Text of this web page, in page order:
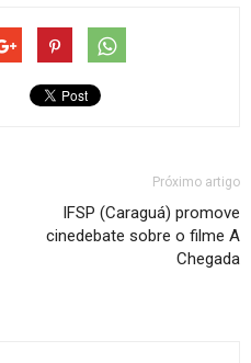
Próximo artigo
IFSP (Caraguá) promove
cinedebate sobre o filme A
Chegada